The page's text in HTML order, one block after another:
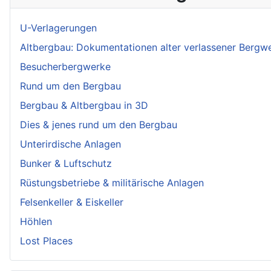
U-Verlagerungen
Altbergbau: Dokumentationen alter verlassener
Besucherbergwerke
Rund um den Bergbau
Bergbau & Altbergbau in 3D
Dies & jenes rund um den Bergbau
Unterirdische Anlagen
Bunker & Luftschutz
Rüstungsbetriebe & militärische Anlagen
Felsenkeller & Eiskeller
Höhlen
Lost Places